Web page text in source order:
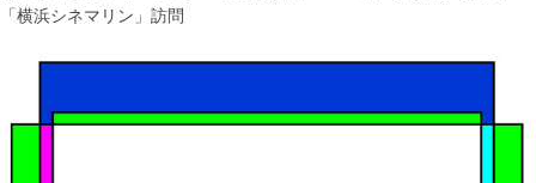
「横浜シネマリン」訪問